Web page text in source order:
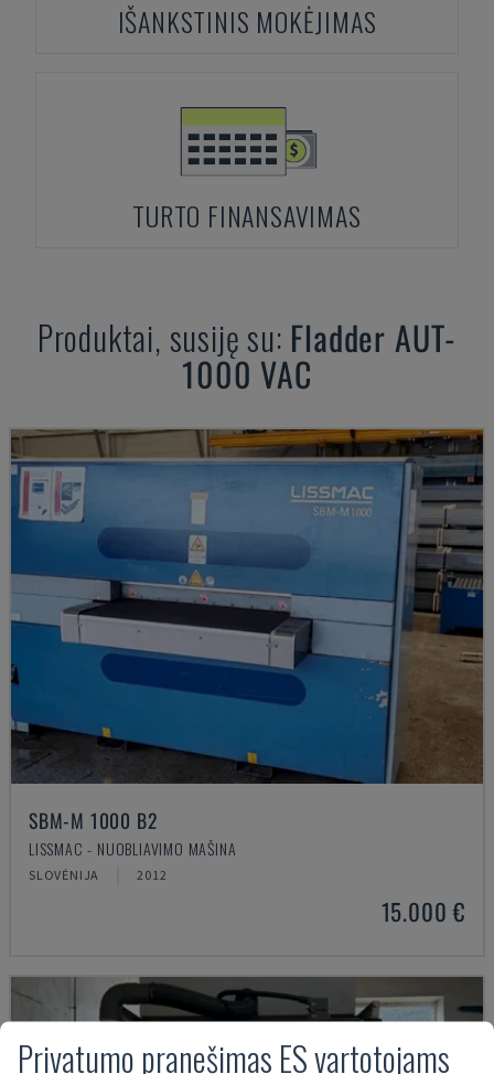
IŠANKSTINIS MOKĖJIMAS
TURTO FINANSAVIMAS
Produktai, susiję su: Fladder AUT-
1000 VAC
SBM-M 1000 B2
LISSMAC - NUOBLIAVIMO MAŠINA
SLOVĖNIJA 2012
15.000 €
Privatumo pranešimas ES vartotojams